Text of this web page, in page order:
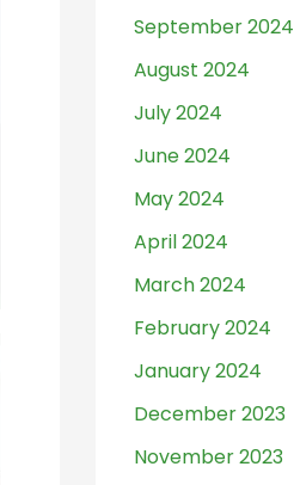
September 2024
August 2024
July 2024
June 2024
May 2024
April 2024
March 2024
February 2024
January 2024
December 2023
November 2023